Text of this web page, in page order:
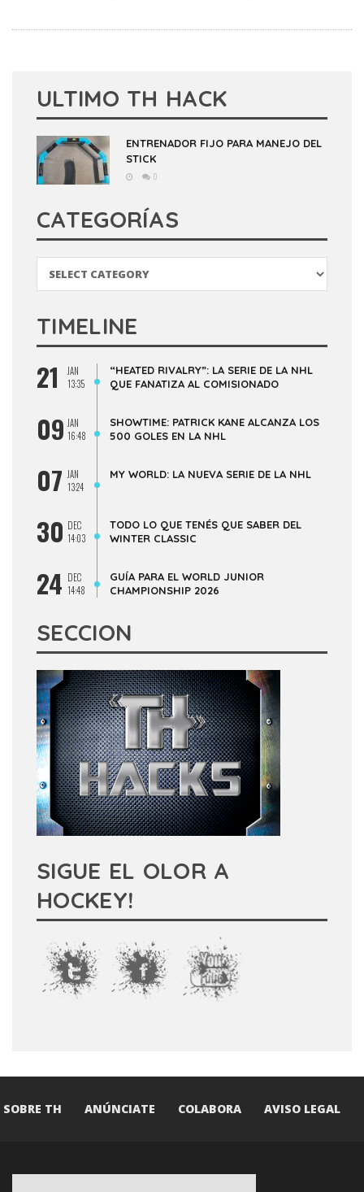
ULTIMO TH HACK
ENTRENADOR FIJO PARA MANEJO DEL
STICK
0
CATEGORÍAS
TIMELINE
21
JAN
13:35
“HEATED RIVALRY”: LA SERIE DE LA NHL
QUE FANATIZA AL COMISIONADO
09 JAN
16:48
SHOWTIME: PATRICK KANE ALCANZA LOS
500 GOLES EN LA NHL
07 JAN
13:24
MY WORLD: LA NUEVA SERIE DE LA NHL
30 DEC
14:03
TODO LO QUE TENÉS QUE SABER DEL
WINTER CLASSIC
24 DEC
14:48
GUÍA PARA EL WORLD JUNIOR
CHAMPIONSHIP 2026
SECCION
SIGUE EL OLOR A
HOCKEY!
SOBRE TH ANÚNCIATE COLABORA AVISO LEGAL